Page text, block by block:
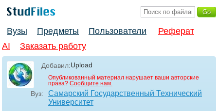
Вузы Предметы Пользователи
Реферат
AI
Заказать работу
Добавил:Upload
Опубликованный материал нарушает ваши авторские
права? Сообщите нам.
Вуз:
Самарский Государственный Технический
Университет